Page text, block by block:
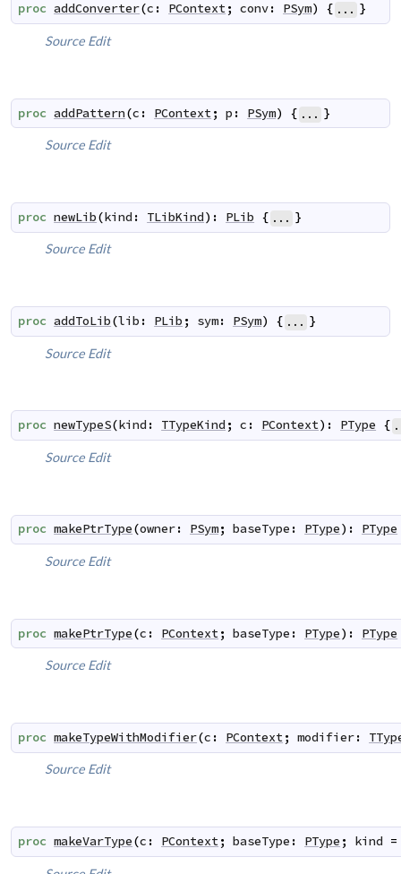
proc addConverter(c : PContext; conv: PSym) { ... }
Source Edit
proc addPattern(c : PContext; p : PSym) { ... }
Source Edit
proc newLib(kind : TLibKind) : PLib { ... }
Source Edit
proc addToLib(lib : PLib ; sym: PSym) { ... }
Source Edit
proc newTypeS(kind : TTypeKind ; c : PContext) : PType {
Source Edit
proc makePtrType(owner: PSym; baseType : PType) : PType
Source Edit
proc makePtrType(c : PContext; baseType : PType) : PType
Source Edit
proc makeTypeWithModifier(c : PContext; modifier:
Source Edit
proc makeVarType(c : PContext; baseType : PType ; kind =